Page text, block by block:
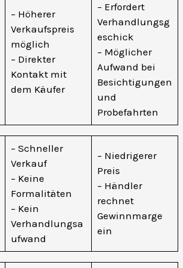
– Höherer
Verkaufspreis
möglich
– Direkter
Kontakt mit
dem Käufer
– Erfordert
Verhandlungsg
eschick
– Möglicher
Aufwand bei
Besichtigungen
und
Probefahrten
– Schneller
Verkauf
– Keine
Formalitäten
– Kein
Verhandlungsa
ufwand
– Niedrigerer
Preis
– Händler
rechnet
Gewinnmarge
ein